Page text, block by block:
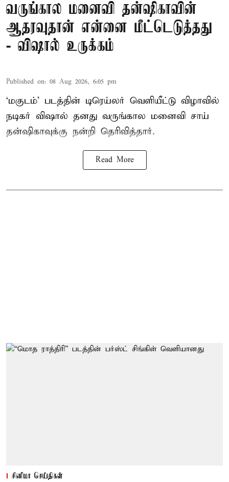
வருங்கால மனைவி தன்ஷிகாவின்
ஆதரவுதான் என்னை மீட்டெடுத்தது
- விஷால் உருக்கம்
Published on: 08 Aug 2026, 6:05 pm
‘மகுடம்’ படத்தின் டிரெய்லர் வெளியீட்டு விழாவில்
நடிகர் விஷால் தனது வருங்கால மனைவி சாய்
தன்ஷிகாவுக்கு நன்றி தெரிவித்தார்.
Read More
சினிமா செய்திகள்